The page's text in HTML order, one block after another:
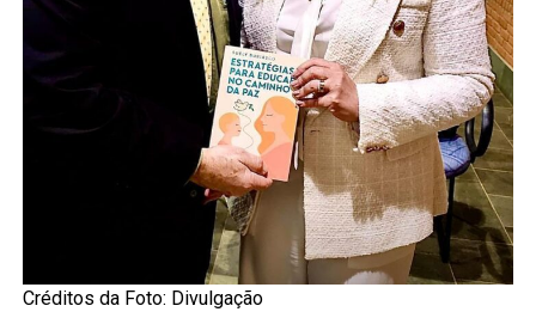
Créditos da Foto: Divulgação